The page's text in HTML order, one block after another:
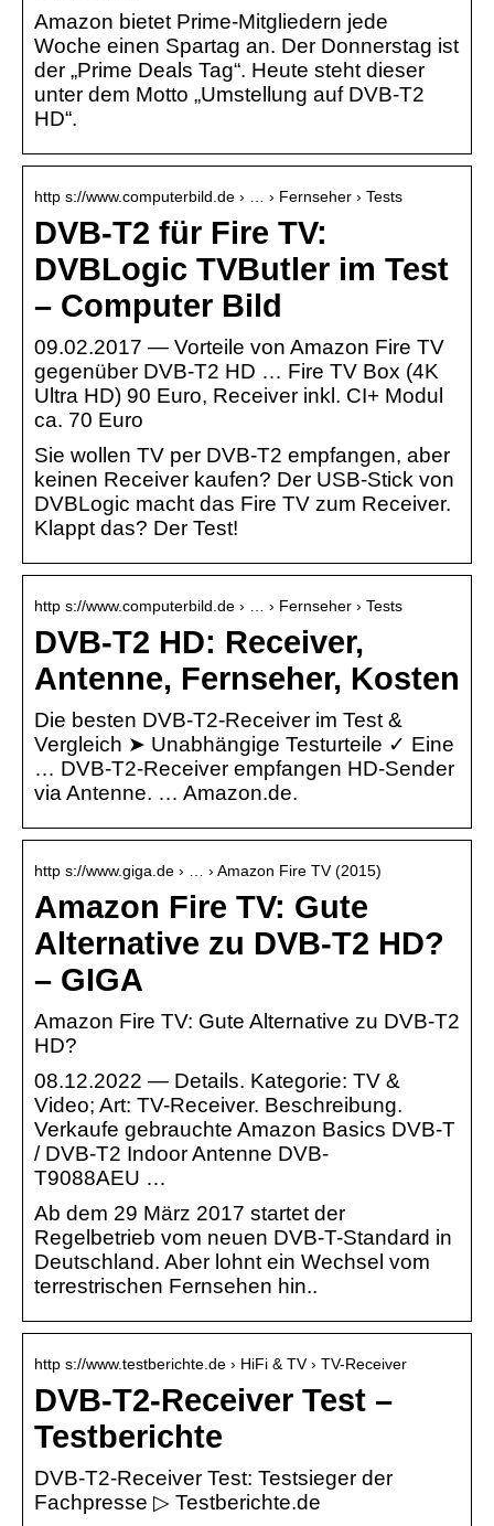
Amazon bietet Prime-Mitgliedern jede
Woche einen Spartag an. Der Donnerstag ist
der „Prime Deals Tag“. Heute steht dieser
unter dem Motto „Umstellung auf DVB-T2
HD“.
http s://www.computerbild.de › … › Fernseher › Tests
DVB-T2 für Fire TV:
DVBLogic TVButler im Test
– Computer Bild
09.02.2017 — Vorteile von Amazon Fire TV
gegenüber DVB-T2 HD … Fire TV Box (4K
Ultra HD) 90 Euro, Receiver inkl. CI+ Modul
ca. 70 Euro
Sie wollen TV per DVB-T2 empfangen, aber
keinen Receiver kaufen? Der USB-Stick von
DVBLogic macht das Fire TV zum Receiver.
Klappt das? Der Test!
http s://www.computerbild.de › … › Fernseher › Tests
DVB-T2 HD: Receiver,
Antenne, Fernseher, Kosten
Die besten DVB-T2-Receiver im Test &
Vergleich ➤ Unabhängige Testurteile ✓ Eine
… DVB-T2-Receiver empfangen HD-Sender
via Antenne. … Amazon.de.
http s://www.giga.de › … › Amazon Fire TV (2015)
Amazon Fire TV: Gute
Alternative zu DVB-T2 HD?
– GIGA
Amazon Fire TV: Gute Alternative zu DVB-T2
HD?
08.12.2022 — Details. Kategorie: TV &
Video; Art: TV-Receiver. Beschreibung.
Verkaufe gebrauchte Amazon Basics DVB-T
/ DVB-T2 Indoor Antenne DVB-
T9088AEU …
Ab dem 29 März 2017 startet der
Regelbetrieb vom neuen DVB-T-Standard in
Deutschland. Aber lohnt ein Wechsel vom
terrestrischen Fernsehen hin..
http s://www.testberichte.de › HiFi & TV › TV-Receiver
DVB-T2-Receiver Test –
Testberichte
DVB-T2-Receiver Test: Testsieger der
Fachpresse ▷ Testberichte.de